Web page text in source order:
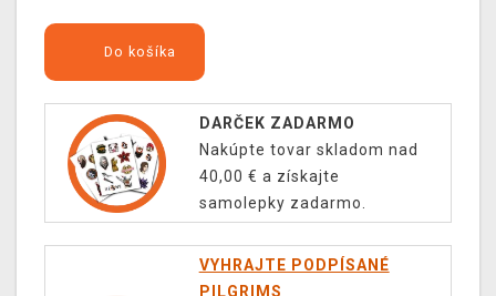
Do košíka
DARČEK ZADARMO
Nakúpte tovar skladom nad
40,00 € a získajte
samolepky zadarmo.
VYHRAJTE PODPÍSANÉ
PILGRIMS